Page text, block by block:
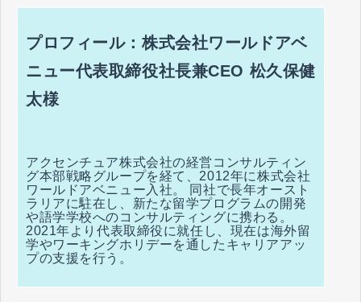
プロフィール：株式会社ワールドアベ
ニュー代表取締役社長兼CEO 松久保健
太様
アクセンチュア株式会社の経営コンサルティン
グ本部戦略グループを経て、2012年に株式会社
ワールドアベニュー入社。 同社で長年オースト
ラリアに駐在し、新たな留学プログラムの開発
や語学学校へのコンサルティングに携わる。
2021年より代表取締役に就任し、現在は海外留
学やワーキングホリデーを通したキャリアアッ
プの支援を行う。